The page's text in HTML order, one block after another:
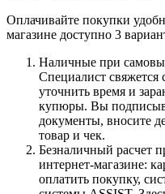
Оплачивайте покупки
магазине доступно 3
Наличные при
Специалист свяжется
уточнить время и
купюры. Вы
документы, вносите
товар и чек.
Безналичный расчет
интернет-магазине:
оплатить покупку,